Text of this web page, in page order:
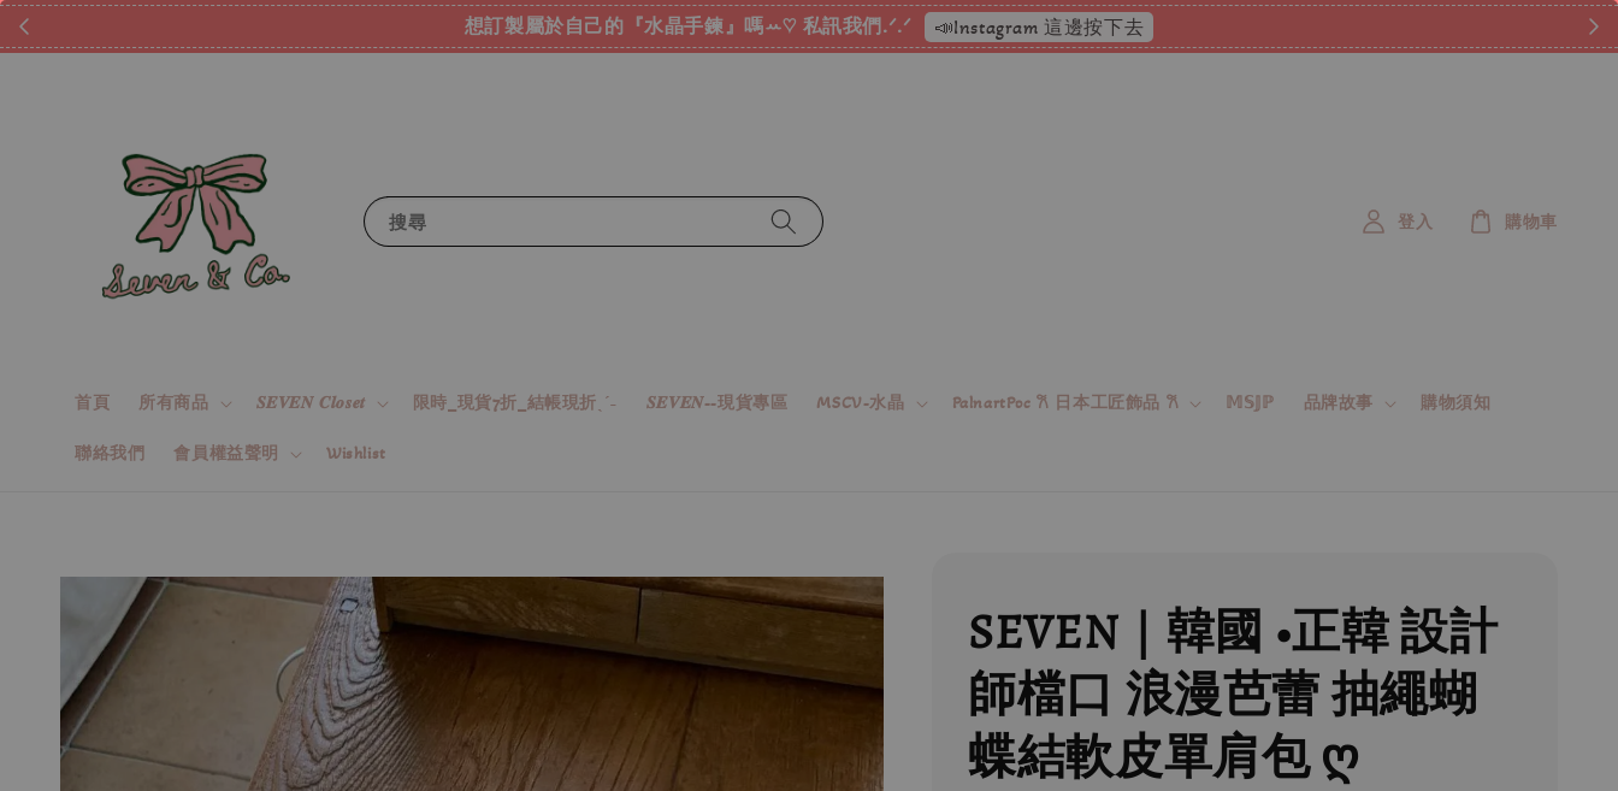
想訂製屬於自己的『水晶手鍊』嗎ꕀ♡ 私訊我們.ᐟ.ᐟ 📣Instagram 這邊按下去
搜尋
首頁 所有商品 𝑺𝑬𝑽𝑬𝑵 𝑪𝒍𝒐𝒔𝒆𝒕 限時_現貨7折_結帳現折ˎˊ˗ 𝑺𝑬𝑽𝑬𝑵--現貨專區 MSCV-水晶 PalnartPoc 𐙚 日本工匠飾品 𐙚 𝕄𝕊𝕁ℙ 品牌故事 購物須知
聯絡我們 會員權益聲明 Wishlist
登入 購物車
SEVEN｜韓國 •正韓 設計
師檔口 浪漫芭蕾 抽繩蝴
蝶結軟皮單肩包 ღ